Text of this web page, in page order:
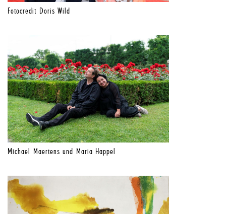
Fotocredit Doris Wild
Michael Maertens und Maria Happel